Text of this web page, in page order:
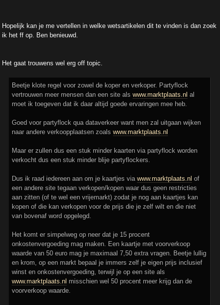
Hopelijk kan je me vertellen in welke wetsartikelen dit te vinden is dan zoek
ik het ff op. Ben benieuwd.
Het gaat trouwens wel erg off topic.
Beetje klote regel voor zowel de koper en verkoper. Partyflock
vertrouwen meer mensen dan een site alswww.marktplaats.nl al
moet ik toegeven dat ik daar altijd goede ervaringen mee heb.
Goed voor partyflock qua dataverkeer want men zal uitgaan wijken
naar andere verkoopplaatsen zoalswww.marktplaats.nl
Maar er zullen dus een stuk minder kaarten via partyflock worden
verkocht dus een stuk minder blije partyflockers.
Dus ik raad iedereen aan om je kaartjes viawww.marktplaats.nl of
een andere site tegaan verkopen/kopen waar dus geen restricties
aan zitten (of te wel een vrijemarkt) zodat je nog aan kaartjes kan
kopen of die kan verkopen voor de prijs die je zelf wilt en die niet
van bovenaf word opgelegd.
Het komt er simpelweg op neer dat je 15 procent
onkostenvergoeding mag maken. Een kaartje met voorverkoop
waarde van 50 euro mag je maximaal 7,50 extra vragen. Beetje lullig
en krom, op een markt bepaal je immers zelf je eigen prijs inclusief
winst en onkostenvergoeding, terwijl je op een site als
www.marktplaats.nl misschien wel 50 procent meer krijg dan de
voorverkoop waarde.